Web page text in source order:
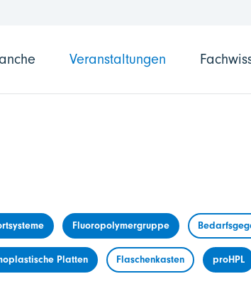
Veranstaltungen
Fluoropolymergruppe
Platten Flaschenkasten proHPL